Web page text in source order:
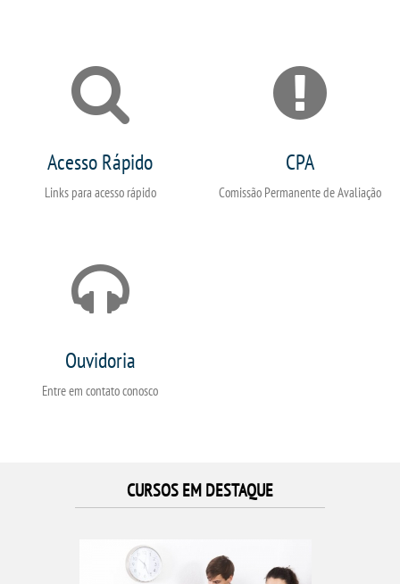
Acesso Rápido
Links para acesso rápido
CPA
Comissão Permanente de Avaliação
Ouvidoria
Entre em contato conosco
CURSOS EM DESTAQUE